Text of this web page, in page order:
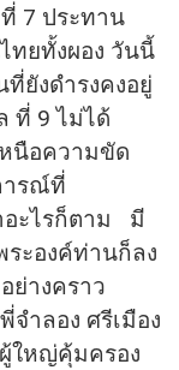
7 ประทาน
ทยทั้งผอง วันนี้
ยังดำรงคงอยู่
ที่ 9 ไม่ได้
หนือความขัด
ารณ์ที่
อะไรก็ตาม มี
ะองค์ท่านก็ลง
ย่างคราว
ำลอง ศรีเมือง
ใหญ่คุ้มครอง